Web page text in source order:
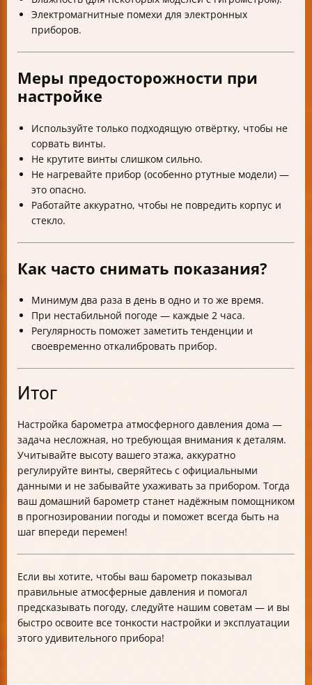
Электромагнитные помехи для электронных
приборов.
Меры предосторожности при
настройке
Используйте только подходящую отвёртку, чтобы не
сорвать винты.
Не крутите винты слишком сильно.
Не нагревайте прибор (особенно ртутные модели) —
это опасно.
Работайте аккуратно, чтобы не повредить корпус и
стекло.
Как часто снимать показания?
Минимум два раза в день в одно и то же время.
При нестабильной погоде — каждые 2 часа.
Регулярность поможет заметить тенденции и
своевременно откалибровать прибор.
Итог
Настройка барометра атмосферного давления дома —
задача несложная, но требующая внимания к деталям.
Учитывайте высоту вашего этажа, аккуратно
регулируйте винты, сверяйтесь с официальными
данными и не забывайте ухаживать за прибором. Тогда
ваш домашний барометр станет надёжным помощником
в прогнозировании погоды и поможет всегда быть на
шаг впереди перемен!
Если вы хотите, чтобы ваш барометр показывал
правильные атмосферные давления и помогал
предсказывать погоду, следуйте нашим советам — и вы
быстро освоите все тонкости настройки и эксплуатации
этого удивительного прибора!